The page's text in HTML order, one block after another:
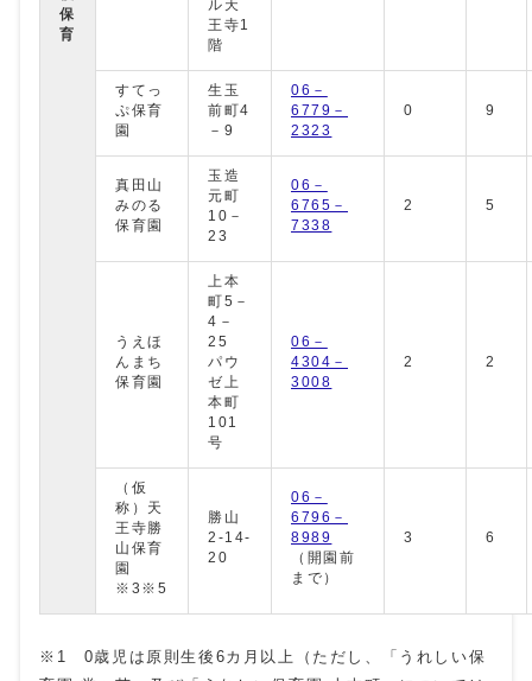
保
育
ル天
王寺1
階
すてっ
ぷ保育
園
生玉
前町4
－9
06－
6779－
2323
0 9
真田山
みのる
保育園
玉造
元町
10－
23
06－
6765－
7338
2 5
うえほ
んまち
保育園
上本
町5－
4－
25
パウ
ゼ上
本町
101
号
06－
4304－
3008
2 2
（仮
称）天
王寺勝
山保育
園
※3※5
勝山
2-14-
20
06－
6796－
8989
（開園前
まで）
3 6
※1 0歳児は原則生後6カ月以上（ただし、「うれしい保